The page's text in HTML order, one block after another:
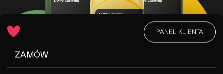
PANEL KLIENTA
ZAMÓW